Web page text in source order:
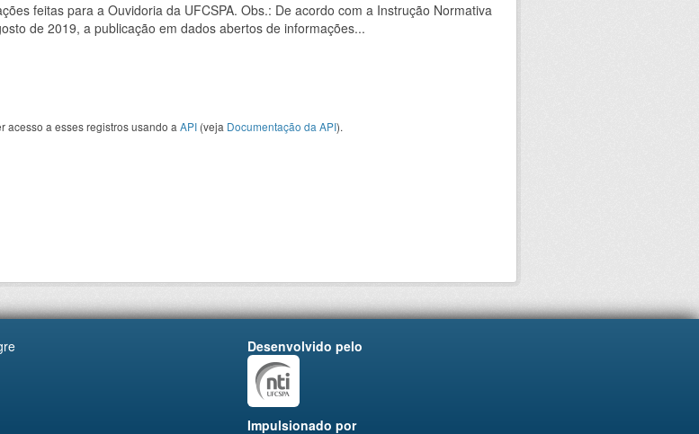
feitas para a Ouvidoria da UFCSPA. Obs.: De acordo com a Instrução Normativa
de 2019, a publicação em dados abertos de informações...
acesso a esses registros usando a API (veja Documentação da API).
Desenvolvido pelo
Impulsionado por